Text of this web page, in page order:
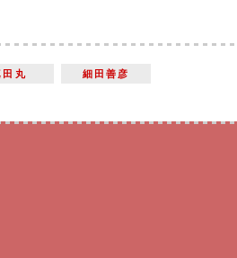
田丸
細田善彦